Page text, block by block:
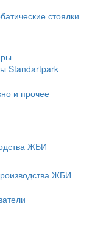
стоялки
Standartpark
и прочее
ЖБИ
ЖБИ